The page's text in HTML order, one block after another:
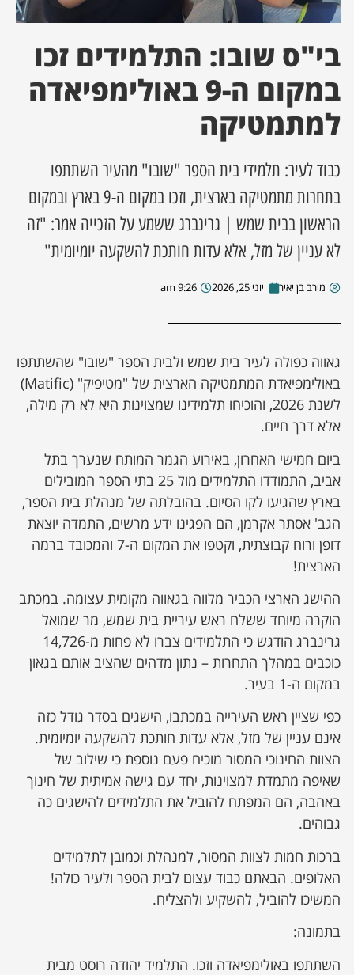
מקומית
עסקים
בי"ס שובו: התלמידים זכו
במקום ה-9 באולימפיאדה
למתמטיקה
כבוד לעיר: תלמידי בית הספר "שובו" מהעיר השתתפו
בתחרות מתמטיקה בארצית, וזכו במקום ה-9 בארץ ובמקום
הראשון בבית שמש | גרינברג ששמע על הזכייה אמר: "זה
לא עניין של מזל, אלא עדות חותכת להשקעה יומיומית"
מירב בן יאיר יוני 25, 2026 9:26 am
גאווה כפולה לעיר בית שמש ולבית הספר "שובו" שהשתתפו
באולימפיאדת המתמטיקה הארצית של "מטיפיק" (Matific)
לשנת 2026, והוכיחו תלמידינו שמצוינות היא לא רק מילה,
אלא דרך חיים.
ביום חמישי האחרון, באירוע הגמר המותח שנערך בתל
אביב, התמודדו התלמידים מול 25 בתי הספר המובילים
בארץ שהגיעו לקו הסיום. בהובלתה של מנהלת בית הספר,
הגב' אסתר אקרמן, הם הפגינו ידע מרשים, התמדה יוצאת
דופן ורוח קבוצתית, וקטפו את המקום ה-7 והמכובד ברמה
הארצית!
ההישג הארצי הכביר מלווה בגאווה מקומית עצומה. במכתב
הוקרה מיוחד ששלח ראש עיריית בית שמש, מר שמואל
גרינברג הודגש כי התלמידים צברו לא פחות מ-14,726
כוכבים במהלך התחרות – נתון מדהים שהציב אותם בגאון
במקום ה-1 בעיר.
כפי שציין ראש העירייה במכתבו, הישגים בסדר גודל כזה
אינם עניין של מזל, אלא עדות חותכת להשקעה יומיומית.
הצוות החינוכי המסור מוכיח פעם נוספת כי שילוב של
שאיפה מתמדת למצוינות, יחד עם גישה אמיתית של חינוך
באהבה, הם המפתח להוביל את התלמידים להישגים כה
גבוהים.
ברכות חמות לצוות המסור, למנהלת וכמובן לתלמידים
האלופים. הבאתם כבוד עצום לבית הספר ולעיר כולה!
המשיכו להוביל, להשקיע ולהצליח.
בתמונה:
השתתפו באולימפיאדה וזכו. התלמיד יהודה רוסט מבית